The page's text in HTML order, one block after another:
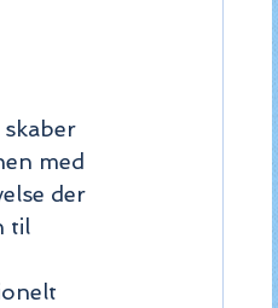
med
der
til